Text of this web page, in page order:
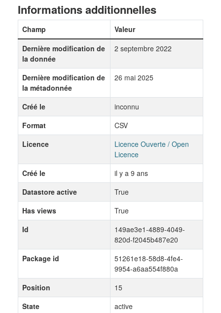
Informations additionnelles
Champ
Valeur
Dernière modification de
la donnée
2 septembre 2022
Dernière modification de
la métadonnée
26 mai 2025
Créé le
inconnu
Format
CSV
Licence
Licence Ouverte / Open
Licence
Créé le
il y a 9 ans
Datastore active
True
Has views
True
Id
149ae3e1-4889-4049-
820d-f2045b487e20
Package id
51261e18-58d8-4fe4-
9954-a6aa554f880a
Position
15
State
active